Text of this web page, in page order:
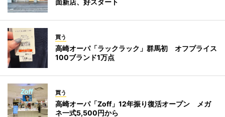
面新店、好スタート
買う
高崎オーパ「ラックラック」群馬初 オフプライス
100ブランド1万点
買う
高崎オーパ「Zoff」12年振り復活オープン メガ
ネ一式5,500円から